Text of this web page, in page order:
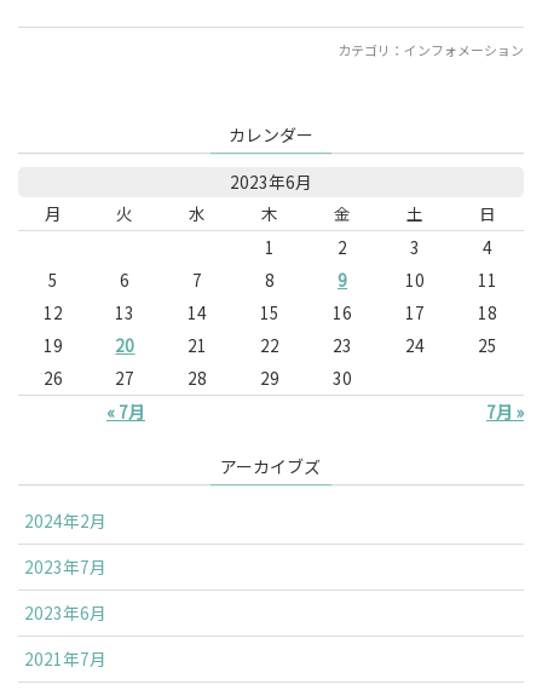
カテゴリ： インフォメーション
カレンダー
2023年6月
月
火 水 木 金 土 日
« 7月 7月 »
1 2 3
4
5
6 7 8 9 10
11
12
13 14 15 16 17
18
19
20 21 22 23 24
25
26
27 28 29 30
アーカイブズ
2024年2月
2023年7月
2023年6月
2021年7月